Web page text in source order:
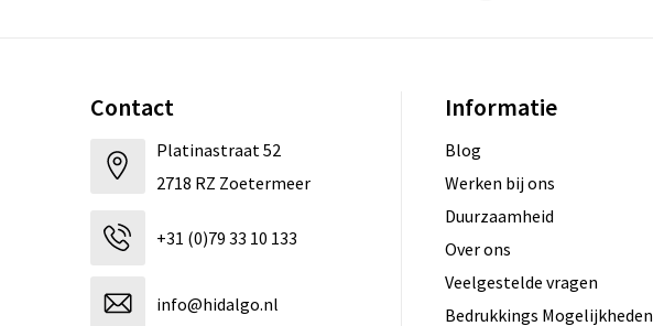
Contact
Platinastraat 52
2718 RZ Zoetermeer
+31 (0)79 33 10 133
info@hidalgo.nl
Informatie
Blog
Werken bij ons
Duurzaamheid
Over ons
Veelgestelde vragen
Bedrukkings Mogelijkheden